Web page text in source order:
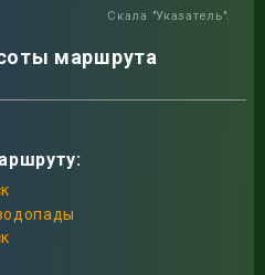
Скала "Указатель".
маршрута